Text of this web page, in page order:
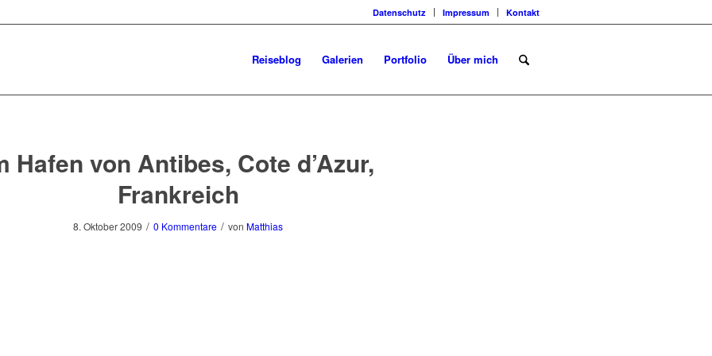
Datenschutz Impressum Kontakt
Reiseblog Galerien Portfolio Über mich
Hafen von Antibes, Cote d’Azur,
Frankreich
8. Oktober 2009 / 0 Kommentare / von Matthias